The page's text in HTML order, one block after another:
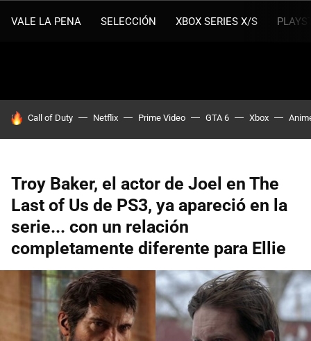
VALE LA PENA SELECCIÓN XBOX SERIES X/S
HOY SE HABLA DE
Call of Duty Netflix Prime Video GTA 6 Xbox
Troy Baker, el actor de Joel en The
Last of Us de PS3, ya apareció en la
serie... con un relación
completamente diferente para Ellie